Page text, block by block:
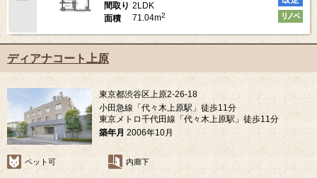
間取り 2LDK
面積
71.04m2
ディアナコート上原
東京都渋谷区上原2-26-18
小田急線「代々木上原駅」徒歩11分
東京メトロ千代田線「代々木上原駅」徒歩11分
築年月 2006年10月
ペット可 内廊下